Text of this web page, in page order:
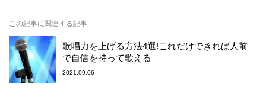
この記事に関連する記事
歌唱力を上げる方法4選!これだけできれば人前
で自信を持って歌える
2021.09.06